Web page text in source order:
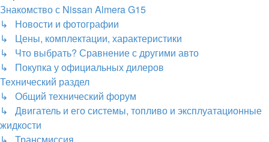
Знакомство с Nissan Almera G15
↳ Новости и фотографии
↳ Цены, комплектации, характеристики
↳ Что выбрать? Сравнение с другими авто
↳ Покупка у официальных дилеров
Технический раздел
↳ Общий технический форум
↳ Двигатель и его системы, топливо и эксплуатационные
жидкости